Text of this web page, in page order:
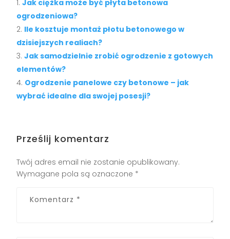
Jak ciężka może być płyta betonowa
ogrodzeniowa?
Ile kosztuje montaż płotu betonowego w
dzisiejszych realiach?
Jak samodzielnie zrobić ogrodzenie z gotowych
elementów?
Ogrodzenie panelowe czy betonowe – jak
wybrać idealne dla swojej posesji?
Prześlij komentarz
Twój adres email nie zostanie opublikowany.
Wymagane pola są oznaczone *